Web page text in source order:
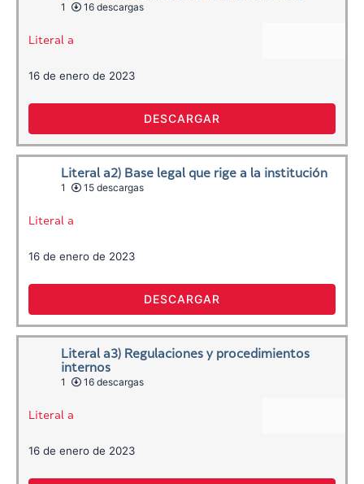
1
16 descargas
Literal a
16 de enero de 2023
DESCARGAR
Literal a2) Base legal que rige a la institución
1
15 descargas
Literal a
16 de enero de 2023
DESCARGAR
Literal a3) Regulaciones y procedimientos
internos
1
16 descargas
Literal a
16 de enero de 2023